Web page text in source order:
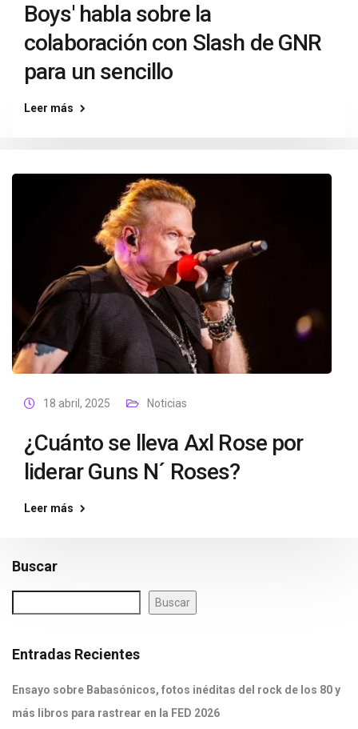
Boys' habla sobre la
colaboración con Slash de GNR
para un sencillo
Leer más
18 abril, 2025 Noticias
¿Cuánto se lleva Axl Rose por
liderar Guns N´ Roses?
Leer más
Buscar
Buscar
Entradas Recientes
Ensayo sobre Babasónicos, fotos inéditas del rock de los 80 y
más libros para rastrear en la FED 2026